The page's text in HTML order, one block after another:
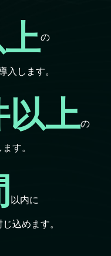
の
します。
上の
す。
以内に
込めます。